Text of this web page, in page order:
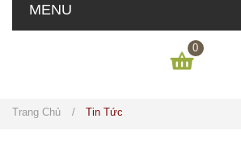
MENU
0
Trang Chủ / Tin Tức